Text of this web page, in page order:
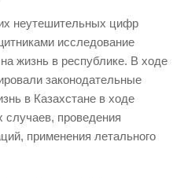
неутешительных цифр
исследование
жизнь в республике. В ходе
законодательные
в Казахстане в ходе
проведения
применения летального